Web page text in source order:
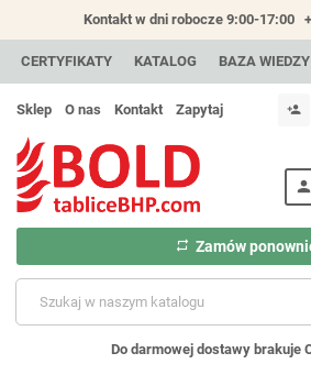
Kontakt w dni robocze 9:00-17:00
CERTYFIKATY KATALOG BAZA WIEDZY
Sklep O nas Kontakt Zapytaj person_add
person
repeat Zamów
Do darmowej dostawy brakuje